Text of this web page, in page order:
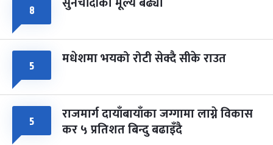
८
५ मधेशमा भयको रोटी सेक्दै सीके राउत
५ राजमार्ग दायाँबायाँका जग्गामा लाग्ने विकास
कर ५ प्रतिशत बिन्दु बढाइँदै